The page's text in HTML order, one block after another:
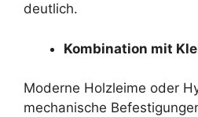
deutlich.
Kombination mit
Moderne Holzleime oder
mechanische